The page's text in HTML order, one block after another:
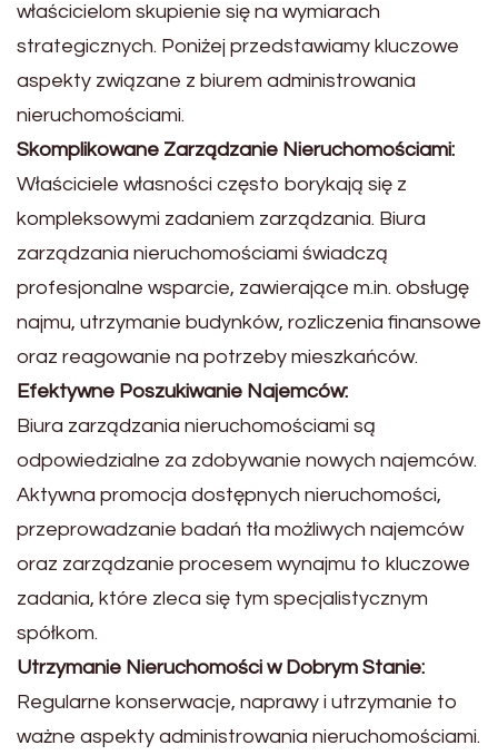
właścicielom skupienie się na wymiarach
strategicznych. Poniżej przedstawiamy kluczowe
aspekty związane z biurem administrowania
nieruchomościami.
Skomplikowane Zarządzanie Nieruchomościami:
Właściciele własności często borykają się z
kompleksowymi zadaniem zarządzania. Biura
zarządzania nieruchomościami świadczą
profesjonalne wsparcie, zawierające m.in. obsługę
najmu, utrzymanie budynków, rozliczenia finansowe
oraz reagowanie na potrzeby mieszkańców.
Efektywne Poszukiwanie Najemców:
Biura zarządzania nieruchomościami są
odpowiedzialne za zdobywanie nowych najemców.
Aktywna promocja dostępnych nieruchomości,
przeprowadzanie badań tła możliwych najemców
oraz zarządzanie procesem wynajmu to kluczowe
zadania, które zleca się tym specjalistycznym
spółkom.
Utrzymanie Nieruchomości w Dobrym Stanie:
Regularne konserwacje, naprawy i utrzymanie to
ważne aspekty administrowania nieruchomościami.